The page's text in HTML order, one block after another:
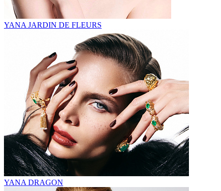
YANA JARDIN DE FLEURS
YANA DRAGON